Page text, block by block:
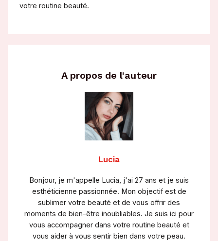
votre routine beauté.
A propos de l'auteur
Lucia
Bonjour, je m'appelle Lucia, j'ai 27 ans et je suis
esthéticienne passionnée. Mon objectif est de
sublimer votre beauté et de vous offrir des
moments de bien-être inoubliables. Je suis ici pour
vous accompagner dans votre routine beauté et
vous aider à vous sentir bien dans votre peau.